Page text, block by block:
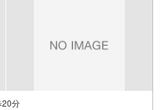
20分